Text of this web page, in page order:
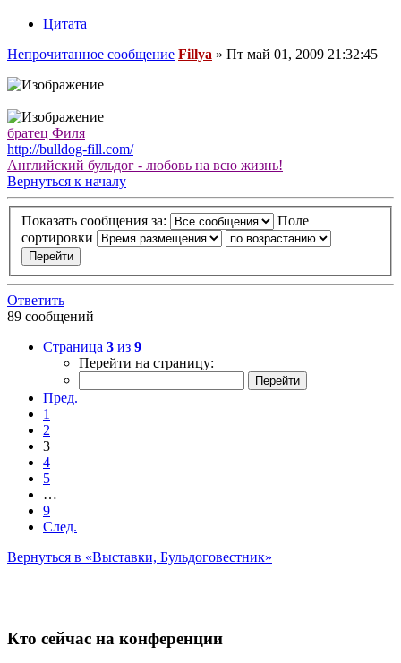
Цитата
Непрочитанное сообщение Fillya » Пт май 01, 2009 21:32:45
братец Филя
http://bulldog-fill.com/
Английский бульдог - любовь на всю жизнь!
Вернуться к началу
Показать сообщения за:
Поле
сортировки
Ответить
89 сообщений
Страница 3 из 9
Перейти на страницу:
Пред.
1
2
3
4
5
…
9
След.
Вернуться в «Выставки, Бульдоговестник»
Кто сейчас на конференции